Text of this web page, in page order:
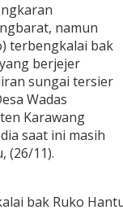
namun
terbengkalai bak
berjejer
sungai tersier
Wadas
Karawang
saat ini masih
(26/11).
bak Ruko